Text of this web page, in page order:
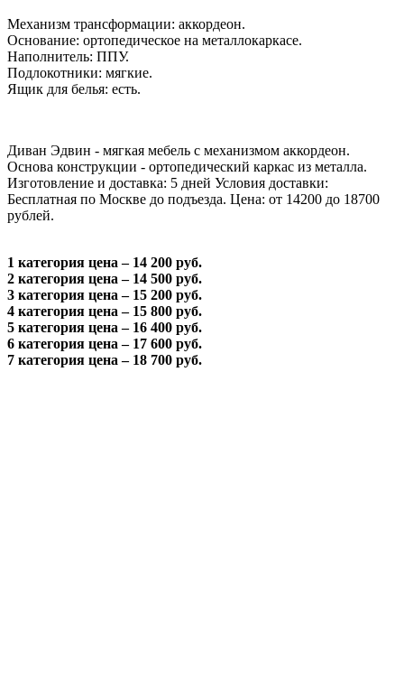
Механизм трансформации: аккордеон.
Основание: ортопедическое на металлокаркасе.
Наполнитель: ППУ.
Подлокотники: мягкие.
Ящик для белья: есть.
Диван Эдвин - мягкая мебель с механизмом аккордеон.
Основа конструкции - ортопедический каркас из металла.
Изготовление и доставка: 5 дней Условия доставки:
Бесплатная по Москве до подъезда. Цена: от 14200 до 18700
рублей.
1 категория цена – 14 200 руб.
2 категория цена – 14 500 руб.
3 категория цена – 15 200 руб.
4 категория цена – 15 800 руб.
5 категория цена – 16 400 руб.
6 категория цена – 17 600 руб.
7 категория цена – 18 700 руб.